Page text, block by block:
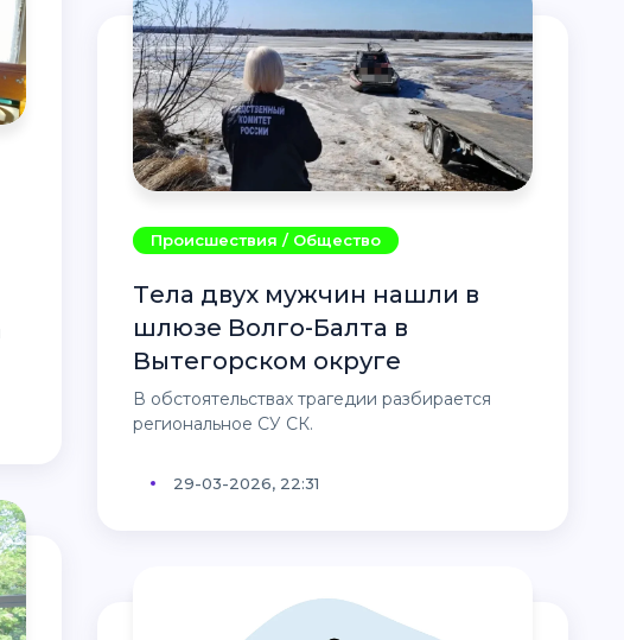
Происшествия / Общество
Тела двух мужчин нашли в
шлюзе Волго-Балта в
Вытегорском округе
В обстоятельствах трагедии разбирается
региональное СУ СК.
29-03-2026, 22:31